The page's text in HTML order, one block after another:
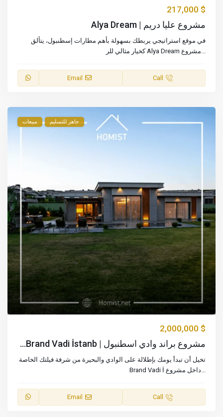
$ 217,000
مشروع عليا دريم | Alya Dream
في موقع استراتيجي يربطك بسهولة بأهم مطارات إسطنبول، يتألق
مشروع Alya Dream كخيار مثالي للر
Call
Email
مبيعات جاهز للتسليم
$ 2,000,000
مشروع براند وادي اسطنبول | Brand Vadi İstanb...
تخيل أن تبدأ يومك بإطلالة على الوادي والبحيرة من شرفة فيلتك الخاصة
داخل مشروع Brand Vadi İ...
Call
Email